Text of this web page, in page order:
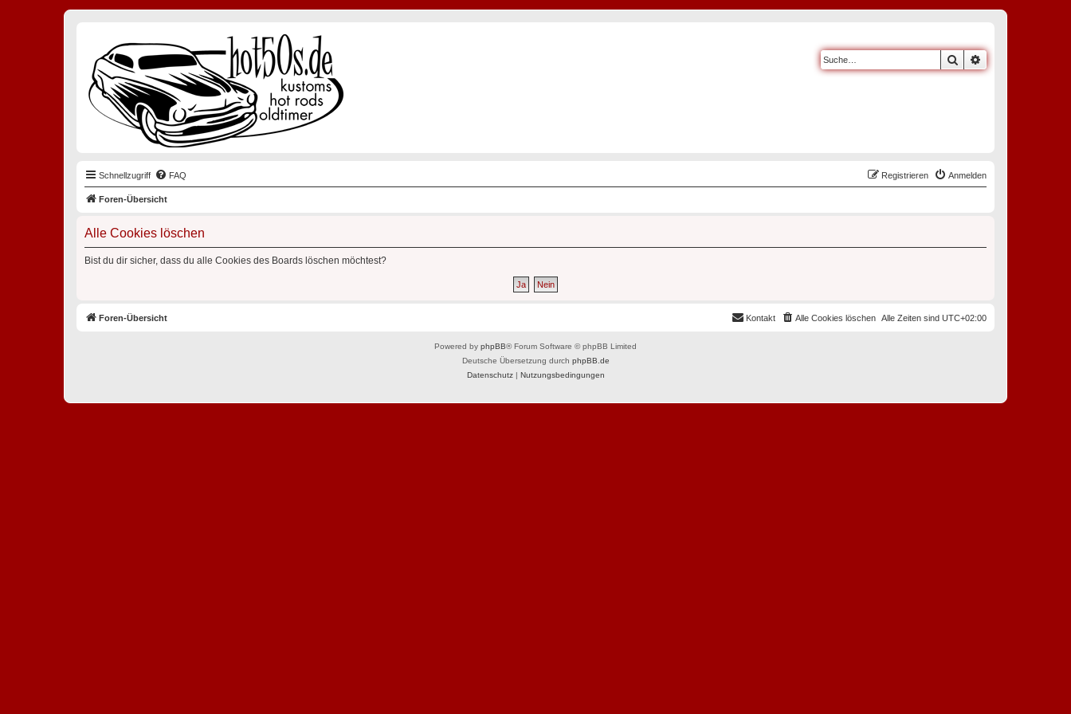
Suche
Schnellzugriff FAQ Anmelden
Registrieren
Foren-Übersicht
Alle Cookies löschen
Bist du dir sicher, dass du alle Cookies des Boards löschen möchtest?
Foren-Übersicht Alle Zeiten sind UTC+02:00
Alle Cookies löschen
Kontakt
Powered by phpBB® Forum Software © phpBB Limited
Deutsche Übersetzung durch phpBB.de
Datenschutz| Nutzungsbedingungen